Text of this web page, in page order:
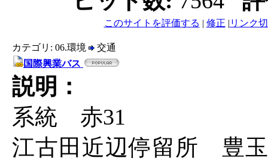
このサイトを評価する | 修正 | リンク
カテゴリ: 06.環境
交通
国際興業バス
説明：
系統 赤31
江古田近辺停留所